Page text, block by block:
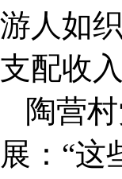
游人如
支配收
陶营
展：“这